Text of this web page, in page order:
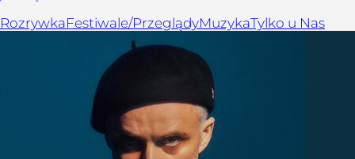
RozrywkaFestiwale/PrzeglądyMuzykaTylko u Nas